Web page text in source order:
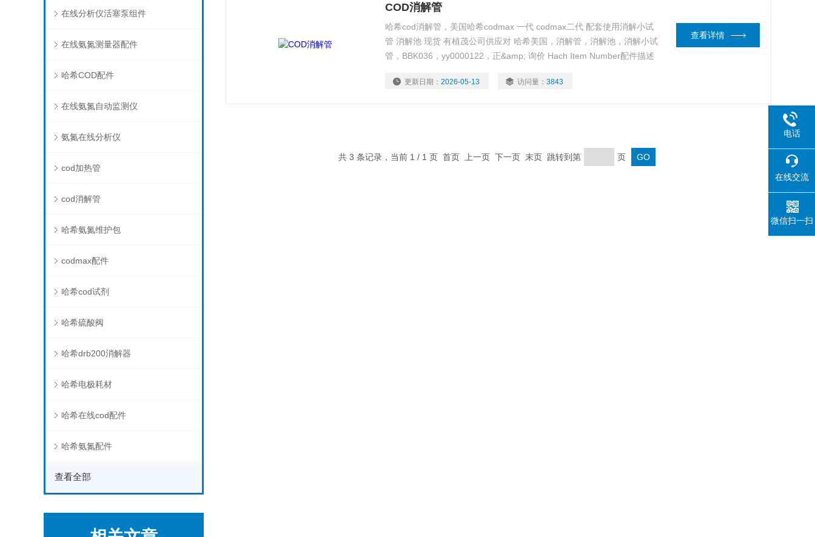
在线分析仪活塞泵组件
在线氨氮测量器配件
哈希COD配件
在线氨氮自动监测仪
氨氮在线分析仪
cod加热管
cod消解管
哈希氨氮维护包
codmax配件
哈希cod试剂
哈希硫酸阀
哈希drb200消解器
哈希电极耗材
哈希在线cod配件
哈希氨氮配件
查看全部
COD消解管
哈希cod消解管，美国哈希codmax 一代 codmax二代 配套使用消解小试
管 消解池 现货 有植茂公司供应对 哈希美国，消解管，消解池，消解小试
管，BBK036，yy0000122，正&amp; 询价 Hach Item Number配件描述
EZZ071, SYRINGEZ
更新日期：2026-05-13 访问量：3843
查看详情
共 3 条记录，当前 1 / 1 页 首页 上一页 下一页 末页 跳转到第 页
电话
在线交流
微信扫一扫